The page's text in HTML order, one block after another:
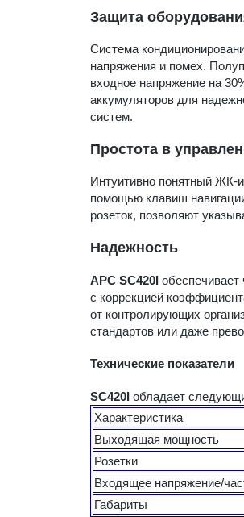
Защита
Система
напряжения и помех.
входное напряжение на
аккумуляторов для
систем.
Простота в
Интуитивно понятный ЖК-
помощью клавиш
розеток, позволяют
Надежность
APC SC420I
с коррекцией
от контролирующих
стандартов или даже
Технические показатели
SC420I обладает
Характеристика
Выходящая мощность
Розетки
Входящее напряжение/
Габариты